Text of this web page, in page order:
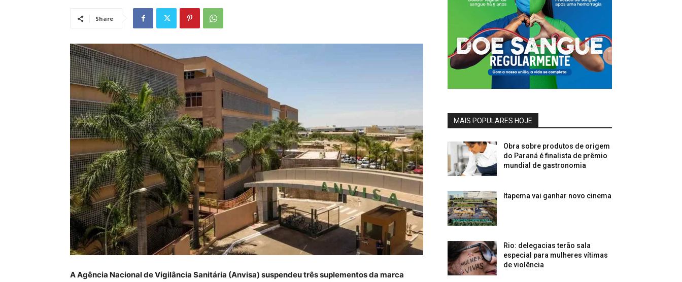
Share
A Agência Nacional de Vigilância Sanitária (Anvisa) suspendeu três suplementos da marca
MAIS POPULARES HOJE
Obra sobre produtos de origem
do Paraná é finalista de prêmio
mundial de gastronomia
Itapema vai ganhar novo cinema
Rio: delegacias terão sala
especial para mulheres vítimas
de violência